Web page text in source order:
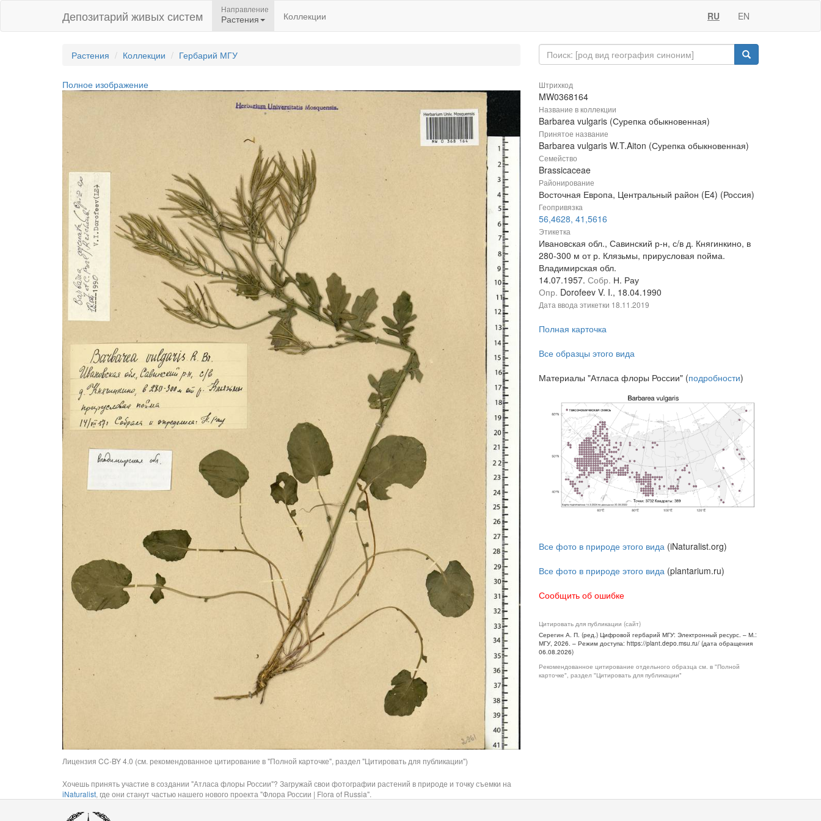
Депозитарий живых систем Направление
Растения Коллекции RU EN
Растения Коллекции Гербарий МГУ
Полное изображение
Лицензия CC-BY 4.0 (см. рекомендованное цитирование в "Полной карточке", раздел "Цитировать для публикации")
Хочешь принять участие в создании "Атласа флоры России"? Загружай свои фотографии растений в природе и точку съемки на
iNaturalist, где они станут частью нашего нового проекта "Флора России | Flora of Russia".
Штрихкод
MW0368164
Название в коллекции
Barbarea vulgaris (Сурепка обыкновенная)
Принятое название
Barbarea vulgaris W.T.Aiton (Сурепка обыкновенная)
Семейство
Brassicaceae
Районирование
Восточная Европа, Центральный район (E4) (Россия)
Геопривязка
56,4628, 41,5616
Этикетка
Ивановская обл., Савинский р-н, с/в д. Княгинкино, в
280-300 м от р. Клязьмы, прирусловая пойма.
Владимирская обл.
14.07.1957. Собр. Н. Рау
Опр. Dorofeev V. I., 18.04.1990
Дата ввода этикетки 18.11.2019
Полная карточка
Все образцы этого вида
Материалы "Атласа флоры России" (подробности)
Все фото в природе этого вида (iNaturalist.org)
Все фото в природе этого вида (plantarium.ru)
Сообщить об ошибке
Цитировать для публикации (сайт)
Серегин А. П. (ред.) Цифровой гербарий МГУ: Электронный ресурс. – М.:
МГУ, 2026. – Режим доступа: https://plant.depo.msu.ru/ (дата обращения
06.08.2026)
Рекомендованное цитирование отдельного образца см. в "Полной
карточке", раздел "Цитировать для публикации"